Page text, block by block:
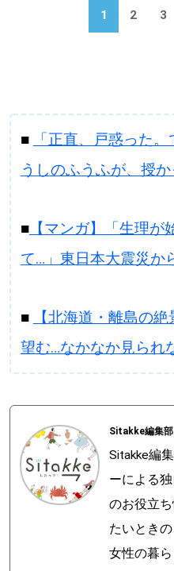
1 2 3
■
「正直、戸惑った
うしのふうふが、授
■【マンガ】「生理が
て…」東日本大震災か
■
【北海道・離島の
望む…なかなか見られ
Sitakke編集部
Sitakke編
ーによる
のお役立
たいとき
女性の暮